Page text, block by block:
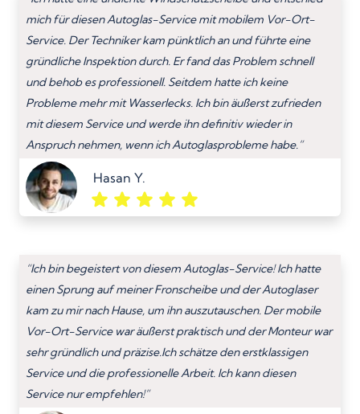
mich für diesen Autoglas-Service mit mobilem Vor-Ort-
Service. Der Techniker kam pünktlich an und führte eine
gründliche Inspektion durch. Er fand das Problem schnell
und behob es professionell. Seitdem hatte ich keine
Probleme mehr mit Wasserlecks. Ich bin äußerst zufrieden
mit diesem Service und werde ihn definitiv wieder in
Anspruch nehmen, wenn ich Autoglasprobleme habe.”
Hasan Y.
“Ich bin begeistert von diesem Autoglas-Service! Ich hatte
einen Sprung auf meiner Fronscheibe und der Autoglaser
kam zu mir nach Hause, um ihn auszutauschen. Der mobile
Vor-Ort-Service war äußerst praktisch und der Monteur war
sehr gründlich und präzise.Ich schätze den erstklassigen
Service und die professionelle Arbeit. Ich kann diesen
Service nur empfehlen!”